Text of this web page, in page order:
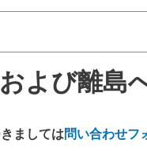
よび離島
ましては問い合わせフ